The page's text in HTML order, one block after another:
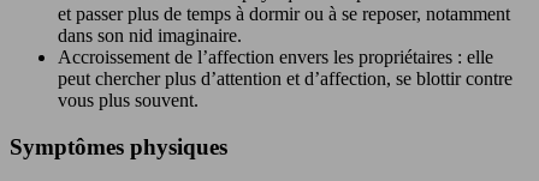
et passer plus de temps à dormir ou à se reposer, notamment
dans son nid imaginaire.
Accroissement de l’affection envers les propriétaires : elle
peut chercher plus d’attention et d’affection, se blottir contre
vous plus souvent.
Symptômes physiques